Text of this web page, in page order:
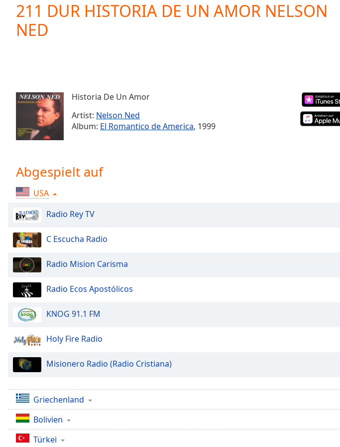
Current
Time0:00
Duration -:-
TypeLIVE
Seek to
LIVE
Remaining
Playback
Chapters
Descriptions
descriptions
off,
selected
subtitles
settings
opens
settings
dialog
subtitles
off
selected
211 DUR HISTORIA DE UN AMOR NELSON
NED
Historia De Un Amor
Artist: Nelson Ned
Album: El Romantico de America, 1999
Abgespielt auf
USA
Radio Rey TV
C Escucha Radio
Radio Mision Carisma
Radio Ecos Apostólicos
KNOG 91.1 FM
Holy Fire Radio
Misionero Radio (Radio Cristiana)
Griechenland
Bolivien
Türkei